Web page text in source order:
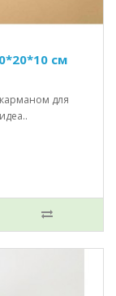
см
для